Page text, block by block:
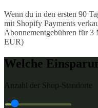
Wenn du in den ersten 90
mit Shopify Payments
Abonnementgebühren für 3
EUR)
Welche
Anzahl der Shop-Standorte